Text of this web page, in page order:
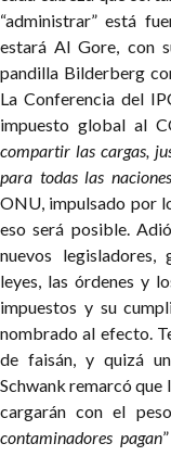
“administrar” está
estará Al Gore, con
pandilla Bilderberg
La Conferencia del
impuesto global al
compartir las cargas,
para todas las
ONU, impulsado por
eso será posible.
nuevos legisladores,
leyes, las órdenes y
impuestos y su
nombrado al efecto.
de faisán, y quizá
Schwank remarcó que
cargarán con el
contaminadores pagan